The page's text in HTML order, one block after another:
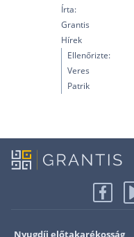
Írta:
Grantis
Hírek
Ellenőrizte:
Veres
Patrik